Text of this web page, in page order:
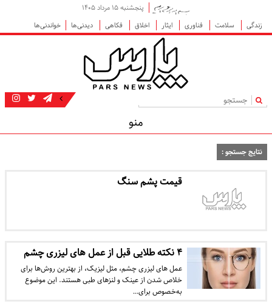
پنجشنبه ۱۵ مرداد ۱۴۰۵
زندگی
سلامت فناوری ایثار اخلاق فکاهی دیدنی‌ها خواندنی‌ها
|
منو
نتایج جستجو :
قیمت پشم سنگ
۴ نکته طلایی قبل از عمل های لیزری چشم
عمل های لیزری چشم، مثل لیزیک، از بهترین روش‌ها برای
خلاص شدن از عینک و لنزهای طبی هستند. این موضوع
به‌خصوص برای…